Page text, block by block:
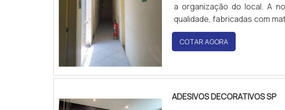
a organização do local. A
qualidade, fabricadas com
segurança vigentes. Além
auxiliar na escolha do
COTAR AGORA
ADESIVOS DECORATIVOS SP